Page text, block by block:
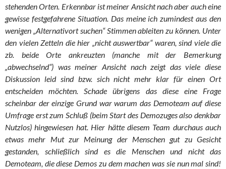
stehenden Orten. Erkennbar ist meiner Ansicht nach aber auch eine
gewisse festgefahrene Situation. Das meine ich zumindest aus den
wenigen „Alternativort suchen“ Stimmen ableiten zu können. Unter
den vielen Zetteln die hier „nicht auswertbar“ waren, sind viele die
zb. beide Orte ankreuzten (manche mit der Bemerkung
„abwechselnd“) was meiner Ansicht nach zeigt das viele diese
Diskussion leid sind bzw. sich nicht mehr klar für einen Ort
entscheiden möchten. Schade übrigens das diese eine Frage
scheinbar der einzige Grund war warum das Demoteam auf diese
Umfrage erst zum Schluß (beim Start des Demozuges also denkbar
Nutzlos) hingewiesen hat. Hier hätte diesem Team durchaus auch
etwas mehr Mut zur Meinung der Menschen gut zu Gesicht
gestanden, schließlich sind es die Menschen und nicht das
Demoteam, die diese Demos zu dem machen was sie nun mal sind!